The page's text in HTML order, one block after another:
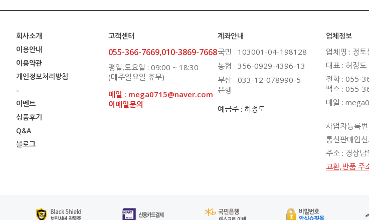
회사소개
이용안내
이용약관
개인정보처리방침
-
이벤트
상품후기
Q&A
블로그
고객센터
055-366-7669,010-3869-7668
평일,토요일 : 09:00 ~ 18:30
(매주일요일 휴무)
메일 : mega0715@naver.com
이메일문의
계좌안내
국민
103001-04-198128
농협
356-0929-4396-13
부산
은행
033-12-078990-5
예금주 : 허정도
업체정보
업체명 : 정토
대표 : 허정도
전화 : 055-
팩스 : 055-
메일 :
사업자등록
통신판매업
주소 : 경상
교환,반품 주